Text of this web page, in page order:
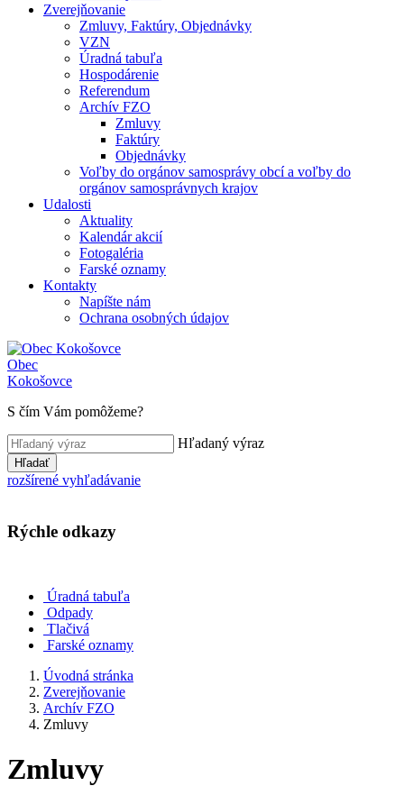
Zverejňovanie
Zmluvy, Faktúry, Objednávky
VZN
Úradná tabuľa
Hospodárenie
Referendum
Archív FZO
Zmluvy
Faktúry
Objednávky
Voľby do orgánov samosprávy obcí a voľby do
orgánov samosprávnych krajov
Udalosti
Aktuality
Kalendár akcií
Fotogaléria
Farské oznamy
Kontakty
Napíšte nám
Ochrana osobných údajov
Obec
Kokošovce
S čím Vám pomôžeme?
Hľadaný výraz
Hľadať
rozšírené vyhľadávanie
Rýchle odkazy
Úradná tabuľa
Odpady
Tlačivá
Farské oznamy
Úvodná stránka
Zverejňovanie
Archív FZO
Zmluvy
Zmluvy